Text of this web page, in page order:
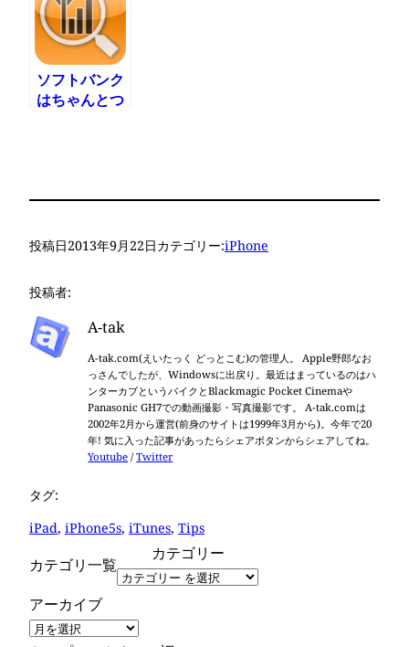
ソフトバンク
はちゃんとつ
投稿日2013年9月22日カテゴリー:iPhone
投稿者:
A-tak
A-tak.com(えいたっく どっとこむ)の管理人。 Apple野郎なお
っさんでしたが、Windowsに出戻り。最近はまっているのはハ
ンターカブというバイクとBlackmagic Pocket Cinemaや
Panasonic GH7での動画撮影・写真撮影です。 A-tak.comは
2002年2月から運営(前身のサイトは1999年3月から)。今年で20
年! 気に入った記事があったらシェアボタンからシェアしてね。
Youtube /Twitter
タグ:
iPad, iPhone5s, iTunes, Tips
カテゴリ一覧
カテゴリー
アーカイブ